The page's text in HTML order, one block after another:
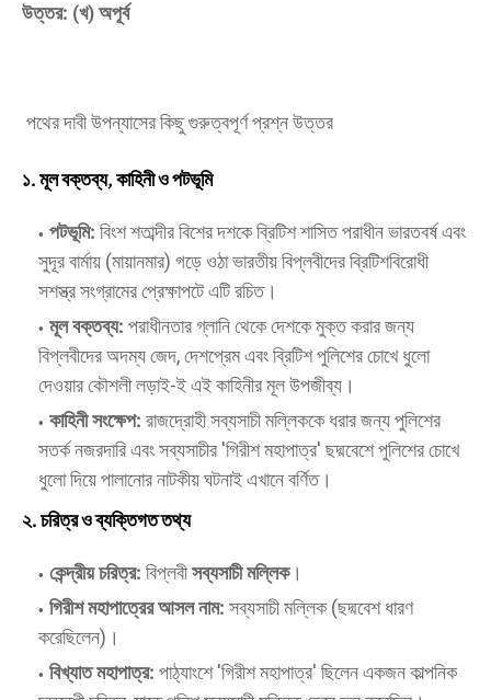
উত্তর: (খ) অপূর্ব
পথের দাবী উপন্যাসের কিছু গুরুত্বপূর্ণ প্রশ্ন উত্তর
১. মূল বক্তব্য, কাহিনী ও পটভূমি
পটভূমি: বিংশ শতাব্দীর বিশের দশকে ব্রিটিশ শাসিত পরাধীন ভারতবর্ষ এবং
সুদূর বার্মায় (মায়ানমার) গড়ে ওঠা ভারতীয় বিপ্লবীদের ব্রিটিশবিরোধী
সশস্ত্র সংগ্রামের প্রেক্ষাপটে এটি রচিত।
মূল বক্তব্য: পরাধীনতার গ্লানি থেকে দেশকে মুক্ত করার জন্য
বিপ্লবীদের অদম্য জেদ, দেশপ্রেম এবং ব্রিটিশ পুলিশের চোখে ধুলো
দেওয়ার কৌশলী লড়াই-ই এই কাহিনীর মূল উপজীব্য।
কাহিনী সংক্ষেপ: রাজদ্রোহী সব্যসাচী মল্লিককে ধরার জন্য পুলিশের
সতর্ক নজরদারি এবং সব্যসাচীর 'গিরীশ মহাপাত্র' ছদ্মবেশে পুলিশের চোখে
ধুলো দিয়ে পালানোর নাটকীয় ঘটনাই এখানে বর্ণিত।
২. চরিত্র ও ব্যক্তিগত তথ্য
কেন্দ্রীয় চরিত্র: বিপ্লবীসব্যসাচী মল্লিক।
গিরীশ মহাপাত্রের আসল নাম: সব্যসাচী মল্লিক (ছদ্মবেশ ধারণ
করেছিলেন)।
বিখ্যাত মহাপাত্র: পাঠ্যাংশে 'গিরীশ মহাপাত্র' ছিলেন একজন কাল্পনিক